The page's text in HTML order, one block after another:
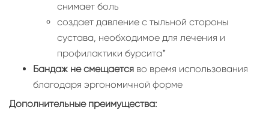
снимает боль
создает давление с тыльной стороны
сустава, необходимое для лечения и
профилактики бурсита*
Бандаж не смещается во время использования
благодаря эргономичной форме
Дополнительные преимущества: